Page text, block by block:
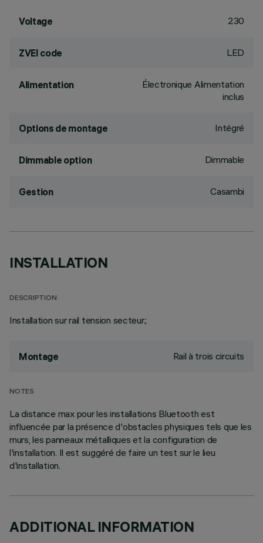
Voltage 230
ZVEI code LED
Alimentation
Électronique Alimentation
inclus
Options de montage Intégré
Dimmable option Dimmable
Gestion Casambi
INSTALLATION
DESCRIPTION
Installation sur rail tension secteur.;
Montage Rail à trois circuits
NOTES
La distance max pour les installations Bluetooth est
influencée par la présence d'obstacles physiques tels que les
murs, les panneaux métalliques et la configuration de
l'installation. Il est suggéré de faire un test sur le lieu
d'installation.
ADDITIONAL INFORMATION